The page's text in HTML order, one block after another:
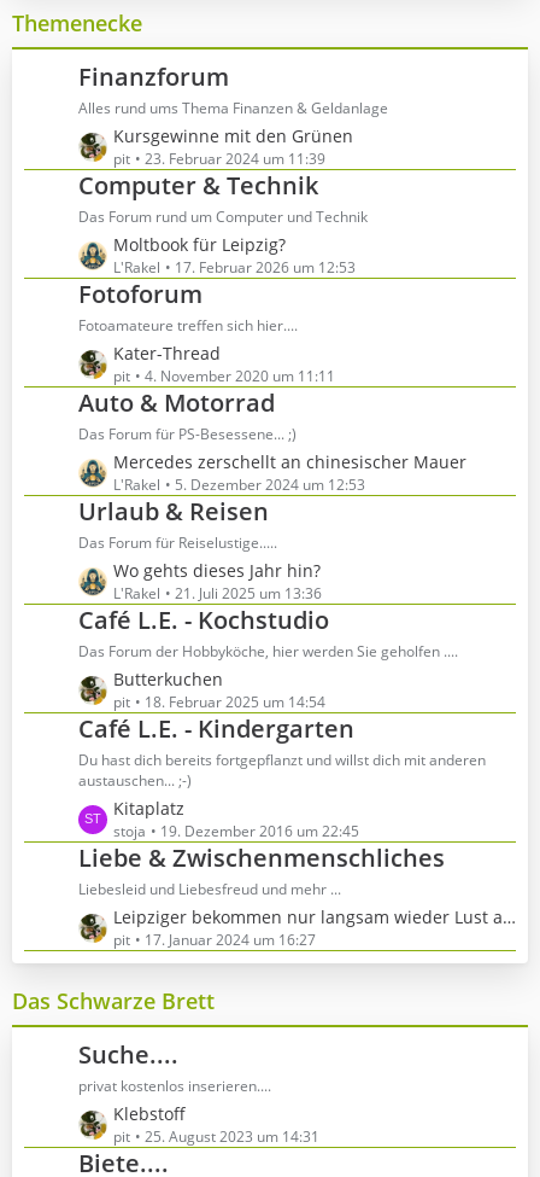
e
i
t
r
g
e
t
B
e
i
t
r
g
e
Themenecke
Finanzforum
Alles rund ums Thema Finanzen & Geldanlage
L
e
t
z
e
B
e
i
t
r
ä
g
Kursgewinne mit den Grünen
pit 23. Februar 2024 um 11:39
Computer & Technik
Das Forum rund um Computer und Technik
L
e
t
z
e
B
e
i
t
r
ä
g
Moltbook für Leipzig?
L'Rakel 17. Februar 2026 um 12:53
Fotoforum
Fotoamateure treffen sich hier....
L
e
t
z
e
B
e
i
t
r
ä
g
Kater-Thread
pit 4. November 2020 um 11:11
Auto & Motorrad
Das Forum für PS-Besessene... ;)
L
e
t
z
e
B
e
i
t
r
ä
g
e
Mercedes zerschellt an chinesischer Mauer
L'Rakel 5. Dezember 2024 um 12:53
Urlaub & Reisen
Das Forum für Reiselustige.....
L
e
t
z
e
B
e
i
t
r
ä
g
e
Wo gehts dieses Jahr hin?
L'Rakel 21. Juli 2025 um 13:36
Café L.E. - Kochstudio
Das Forum der Hobbyköche, hier werden Sie geholfen ....
L
e
t
z
t
e
B
e
i
t
r
ä
g
e
Butterkuchen
pit 18. Februar 2025 um 14:54
Café L.E. - Kindergarten
Du hast dich bereits fortgepflanzt und willst dich mit anderen
austauschen... ;-)
L
e
t
z
e
B
i
t
r
g
e
Kitaplatz
stoja 19. Dezember 2016 um 22:45
Liebe & Zwischenmenschliches
Liebesleid und Liebesfreud und mehr ...
L
e
t
z
t
B
e
i
t
r
Leipziger bekommen nur langsam wieder Lust aufs Heiraten
pit 17. Januar 2024 um 16:27
Das Schwarze Brett
Suche....
privat kostenlos inserieren....
L
e
t
Klebstoff
pit 25. August 2023 um 14:31
Biete....